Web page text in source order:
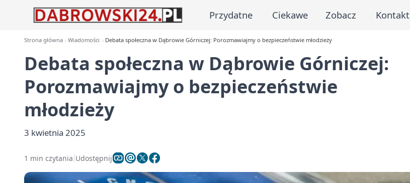
Przydatne Ciekawe Zobacz Kontakt
Strona główna Wiadomości Debata społeczna w Dąbrowie Górniczej: Porozmawiajmy o bezpieczeństwie młodzieży
Debata społeczna w Dąbrowie Górniczej:
Porozmawiajmy o bezpieczeństwie
młodzieży
3 kwietnia 2025
1 min czytania Udostępnij